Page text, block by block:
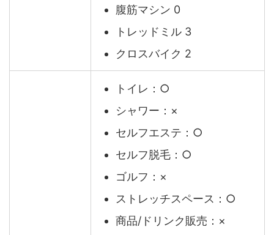
腹筋マシン 0
トレッドミル 3
クロスバイク 2
トイレ：○
シャワー：×
セルフエステ：○
セルフ脱毛：○
ゴルフ：×
ストレッチスペース：○
商品/ドリンク販売：×